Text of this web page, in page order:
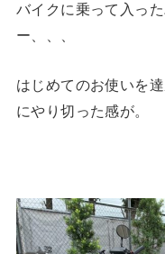
バイクに乗って入っ
ー、、、
はじめてのお使いを
にやり切った感が。